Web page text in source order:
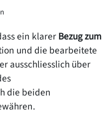
ein klarerBezug zum
und die bearbeitete
ausschliesslich über
die beiden